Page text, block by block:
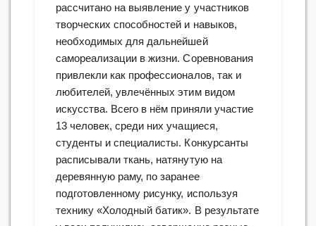
рассчитано на выявление у участников
творческих способностей и навыков,
необходимых для дальнейшей
самореализации в жизни. Соревнования
привлекли как профессионалов, так и
любителей, увлечённых этим видом
искусства. Всего в нём приняли участие
13 человек, среди них учащиеся,
студенты и специалисты. Конкурсанты
расписывали ткань, натянутую на
деревянную раму, по заранее
подготовленному рисунку, используя
технику «Холодный батик». В результате